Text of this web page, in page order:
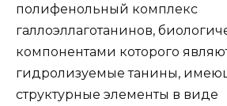
полифенольный комплекс
галлоэллаготанинов,
компонентами которого
гидролизуемые танины,
структурные элементы в виде